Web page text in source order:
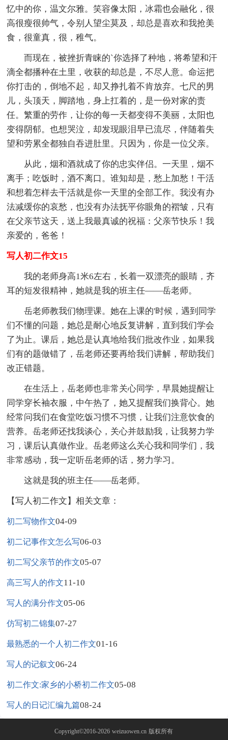
忆中的你，温文尔雅。笑容像太阳，冰霜也会融化，很
高很瘦很帅气，令别人望尘莫及，却总是喜欢和我抢美
食，很童真，很，稚气。
而现在，被挫折青睐的`你选择了种地，将希望和汗
滴全都播种在土里，收获的却总是，不尽人意。命运把
你打击的，倒地不起，却又挣扎着不肯放弃。七尺的男
儿，头顶天，脚踏地，身上扛着的，是一份对家的责
任。繁重的劳作，让你的每一天都变得不美丽，太阳也
变得阴郁。也想哭泣，却发现眼泪早已流尽，伴随着失
望和劳累全都独自吞进肚里。只因为，你是一位父亲。
从此，烟和酒就成了你的忠实伴侣。一天里，烟不
离手；吃饭时，酒不离口。谁知却是，愁上加愁！干活
和想着怎样去干活就是你一天里的全部工作。我没有办
法减缓你的哀愁，也没有办法抚平你眼角的褶皱，只有
在父亲节这天，送上我最真诚的祝福：父亲节快乐！我
亲爱的，爸爸！
写人初二作文15
我的老师身高1米6左右，长着一双漂亮的眼睛，齐
耳的短发很精神，她就是我的班主任——岳老师。
岳老师教我们物理课。她在上课的'时候，遇到同学
们不懂的问题，她总是耐心地反复讲解，直到我们学会
了为止。课后，她总是认真地给我们批改作业，如果我
们有的题做错了，岳老师还要再给我们讲解，帮助我们
改正错题。
在生活上，岳老师也非常关心同学，早晨她提醒让
同学穿长袖衣服，中午热了，她又提醒我们换背心。她
经常问我们在食堂吃饭习惯不习惯，让我们注意饮食的
营养。岳老师还找我谈心，关心并鼓励我，让我努力学
习，课后认真做作业。岳老师这么关心我和同学们，我
非常感动，我一定听岳老师的话，努力学习。
这就是我的班主任——岳老师。
【写人初二作文】相关文章：
初二写物作文04-09
初二记事作文怎么写06-03
初二写父亲节的作文05-07
高三写人的作文11-10
写人的满分作文05-06
仿写初二锦集07-27
最熟悉的一个人初二作文01-16
写人的记叙文06-24
初二作文:家乡的小桥初二作文05-08
写人的日记汇编九篇08-24
Copyright©2016-2026 weizuowen.cn 版权所有